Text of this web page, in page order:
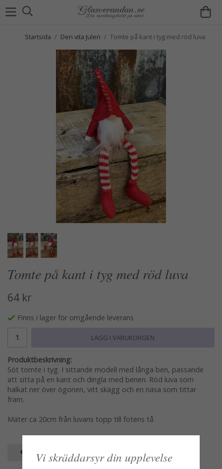
Startsida / Den vita Julen / Tomte på kant i tyg med röd luva
Tomte på kant i tyg med röd luva
64 kr
Finns i lager för omgående leverans
LÄGG I VARUKORGEN
Produktbeskrivning:
Söt tomte i tyg. I sittande modell med långa ben, passande
att sitta på en kant och dingla med benen. Röd luva som
halkat ner över ögonen, vitt skägg och en näsa som tittar
fram.
Mäter ca 20cm från luvans topp till fotens tå
SPARA SOM FAVORIT
Vi skräddarsyr din upplevelse